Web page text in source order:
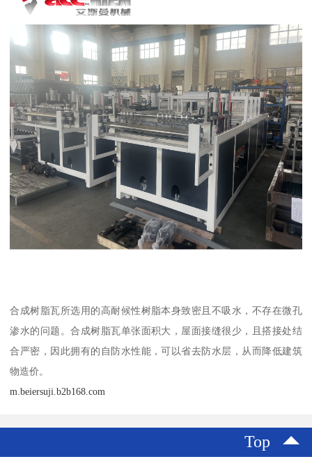
合成树脂瓦所选用的高耐候性树脂本身致密且不吸水，不存在微孔
渗水的问题。合成树脂瓦单张面积大，屋面接缝很少，且搭接处结
合严密，因此拥有的自防水性能，可以省去防水层，从而降低建筑
物造价。
m.beiersuji.b2b168.com
Top